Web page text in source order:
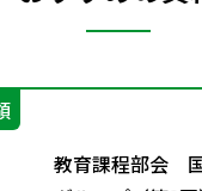
教育課程部会